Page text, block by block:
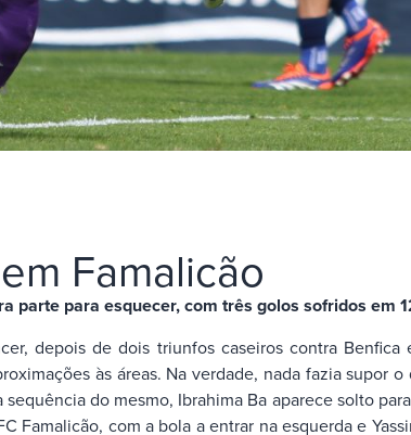
Famalicão
parte para esquecer, com três golos sofridos em
depois de dois triunfos caseiros contra
às áreas. Na verdade, nada fazia
do mesmo, Ibrahima Ba aparece solto
com a bola a entrar na esquerda e